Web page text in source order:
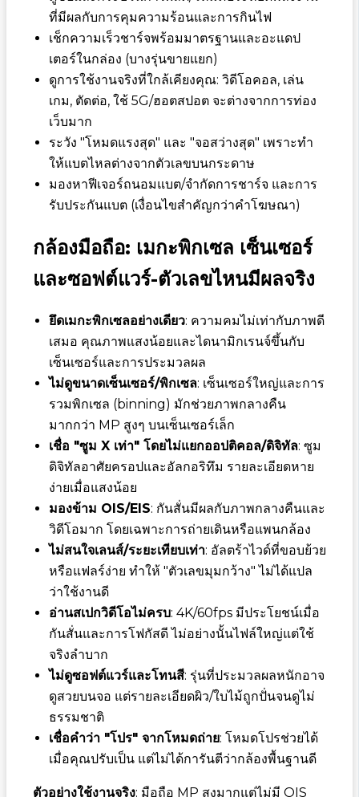
ที่มีผลกับการคุมความร้อนและการกินไฟ
เช็กความเร็วชาร์จพร้อมมาตรฐานและอะแดป
เตอร์ในกล่อง (บางรุ่นขายแยก)
ดูการใช้งานจริงที่ใกล้เคียงคุณ: วิดีโอคอล, เล่น
เกม, ตัดต่อ, ใช้ 5G/ฮอตสปอต จะต่างจากการท่อง
เว็บมาก
ระวัง "โหมดแรงสุด" และ "จอสว่างสุด" เพราะทำ
ให้แบตไหลต่างจากตัวเลขบนกระดาษ
มองหาฟีเจอร์ถนอมแบต/จำกัดการชาร์จ และการ
รับประกันแบต (เงื่อนไขสำคัญกว่าคำโฆษณา)
กล้องมือถือ: เมกะพิกเซล เซ็นเซอร์
และซอฟต์แวร์-ตัวเลขไหนมีผลจริง
ยึดเมกะพิกเซลอย่างเดียว: ความคมไม่เท่ากับภาพดี
เสมอ คุณภาพแสงน้อยและไดนามิกเรนจ์ขึ้นกับ
เซ็นเซอร์และการประมวลผล
ไม่ดูขนาดเซ็นเซอร์/พิกเซล: เซ็นเซอร์ใหญ่และการ
รวมพิกเซล (binning) มักช่วยภาพกลางคืน
มากกว่า MP สูงๆ บนเซ็นเซอร์เล็ก
เชื่อ "ซูม X เท่า" โดยไม่แยกออปติคอล/ดิจิทัล: ซูม
ดิจิทัลอาศัยครอปและอัลกอริทึม รายละเอียดหาย
ง่ายเมื่อแสงน้อย
มองข้าม OIS/EIS: กันสั่นมีผลกับภาพกลางคืนและ
วิดีโอมาก โดยเฉพาะการถ่ายเดินหรือแพนกล้อง
ไม่สนใจเลนส์/ระยะเทียบเท่า: อัลตร้าไวด์ที่ขอบย้วย
หรือแฟลร์ง่าย ทำให้ "ตัวเลขมุมกว้าง" ไม่ได้แปล
ว่าใช้งานดี
อ่านสเปกวิดีโอไม่ครบ: 4K/60fps มีประโยชน์เมื่อ
กันสั่นและการโฟกัสดี ไม่อย่างนั้นไฟล์ใหญ่แต่ใช้
จริงลำบาก
ไม่ดูซอฟต์แวร์และโทนสี: รุ่นที่ประมวลผลหนักอาจ
ดูสวยบนจอ แต่รายละเอียดผิว/ใบไม้ถูกปั่นจนดูไม่
ธรรมชาติ
เชื่อคำว่า "โปร" จากโหมดถ่าย: โหมดโปรช่วยได้
เมื่อคุณปรับเป็น แต่ไม่ได้การันตีว่ากล้องพื้นฐานดี
ตัวอย่างใช้งานจริง: มือถือ MP สูงมากแต่ไม่มี OIS